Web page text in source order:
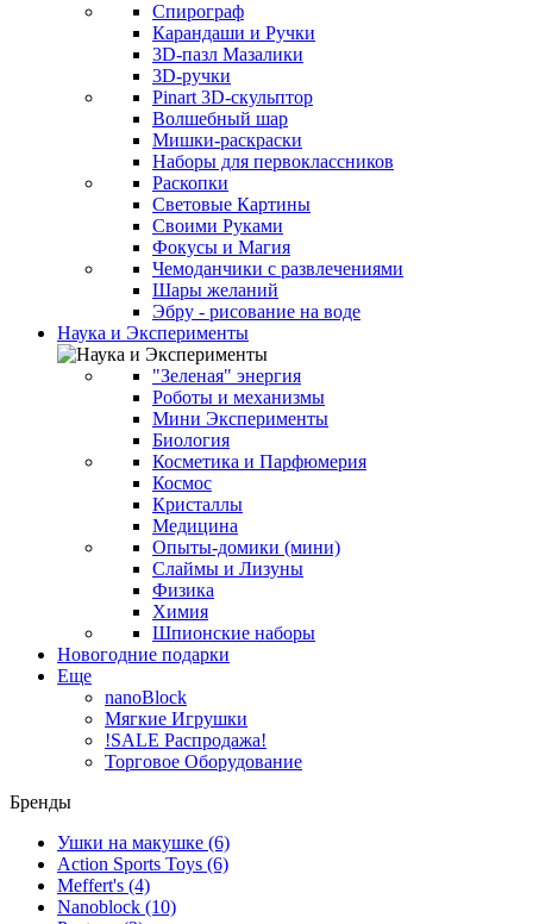
Спирограф
Карандаши и Ручки
3D-пазл Мазалики
3D-ручки
Pinart 3D-скульптор
Волшебный шар
Мишки-раскраски
Наборы для первоклассников
Раскопки
Световые Картины
Своими Руками
Фокусы и Магия
Чемоданчики с развлечениями
Шары желаний
Эбру - рисование на воде
Наука и Эксперименты
"Зеленая" энергия
Роботы и механизмы
Мини Эксперименты
Биология
Косметика и Парфюмерия
Космос
Кристаллы
Медицина
Опыты-домики (мини)
Слаймы и Лизуны
Физика
Химия
Шпионские наборы
Новогодние подарки
Еще
nanoBlock
Мягкие Игрушки
!SALE Распродажа!
Торговое Оборудование
Бренды
Ушки на макушке (6)
Action Sports Toys (6)
Meffert's (4)
Nanoblock (10)